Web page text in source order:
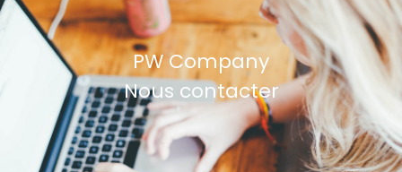
PW Company
Nous contacter